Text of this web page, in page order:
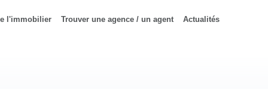
l'immobilier Trouver une agence / un agent Actualités